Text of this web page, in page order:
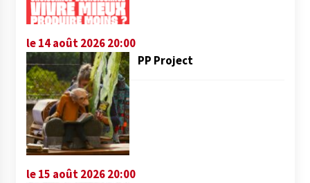
le 14 août 2026 20:00
PP Project
le 15 août 2026 20:00